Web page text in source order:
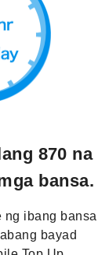
870 na
bansa.
ng ibang bansa
bayad